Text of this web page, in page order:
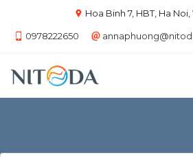
Hoa Binh 7, HBT, Ha
0978222650